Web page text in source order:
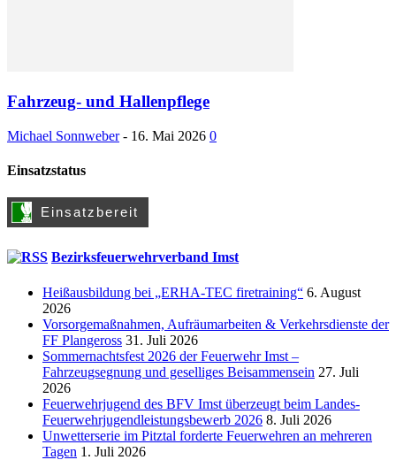
Fahrzeug- und Hallenpflege
Michael Sonnweber - 16. Mai 2026 0
Einsatzstatus
Bezirksfeuerwehrverband Imst
Heißausbildung bei „ERHA-TEC firetraining“ 6. August
2026
Vorsorgemaßnahmen, Aufräumarbeiten & Verkehrsdienste der
FF Plangeross 31. Juli 2026
Sommernachtsfest 2026 der Feuerwehr Imst –
Fahrzeugsegnung und geselliges Beisammensein 27. Juli
2026
Feuerwehrjugend des BFV Imst überzeugt beim Landes-
Feuerwehrjugendleistungsbewerb 2026 8. Juli 2026
Unwetterserie im Pitztal forderte Feuerwehren an mehreren
Tagen 1. Juli 2026